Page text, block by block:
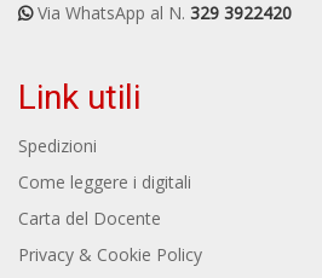
Via WhatsApp al N. 329 3922420
Link utili
Spedizioni
Come leggere i digitali
Carta del Docente
Privacy & Cookie Policy